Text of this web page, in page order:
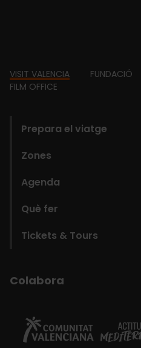
Footer
VISIT VALENCIA FUNDACIÓ
FILM OFFICE
Prepara el viatge
Zones
Agenda
Què fer
Tickets & Tours
Colabora